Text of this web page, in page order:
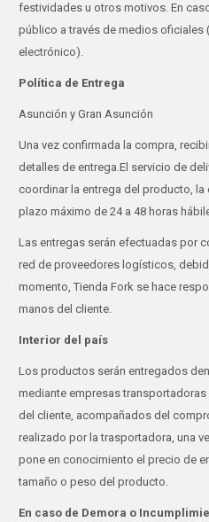
festividades u otros motivos. En
público a través de medios oficiales
electrónico).
Política de Entrega
Asunción y Gran Asunción
Una vez confirmada la compra,
detalles de entrega.El servicio de
coordinar la entrega del producto, la
plazo máximo de 24 a 48 horas
Las entregas serán efectuadas por
red de proveedores logísticos,
momento, Tienda Fork se hace
manos del cliente.
Interior del país
Los productos serán entregados
mediante empresas
del cliente, acompañados del
realizado por la trasportadora, una
pone en conocimiento el precio de
tamaño o peso del producto.
En caso de Demora o